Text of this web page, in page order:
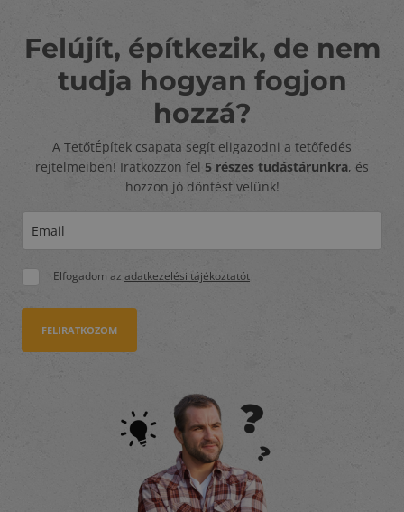
Felújít, építkezik, de nem
tudja hogyan fogjon
hozzá?
A TetőtÉpítek csapata segít eligazodni a tetőfedés
rejtelmeiben! Iratkozzon fel 5 részes tudástárunkra, és
hozzon jó döntést velünk!
Elfogadom az adatkezelési tájékoztatót
FELIRATKOZOM